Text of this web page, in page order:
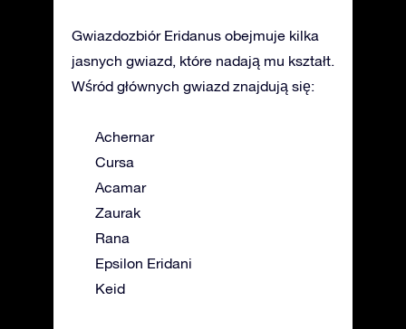
Gwiazdozbiór Eridanus obejmuje kilka
jasnych gwiazd, które nadają mu kształt.
Wśród głównych gwiazd znajdują się:
Achernar
Cursa
Acamar
Zaurak
Rana
Epsilon Eridani
Keid